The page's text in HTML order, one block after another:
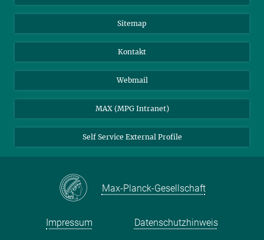
Sitemap
Kontakt
Webmail
MAX (MPG Intranet)
Self Service External Profile
Max-Planck-Gesellschaft
Impressum Datenschutzhinweis